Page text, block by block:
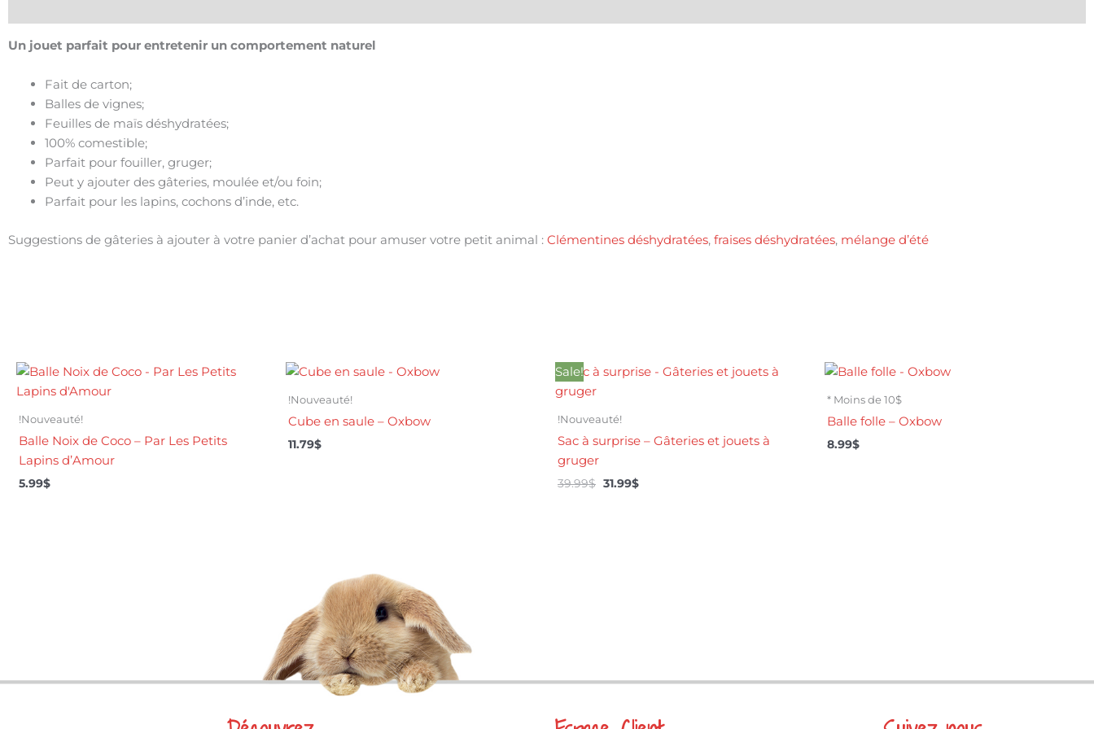
creuser
Un jouet parfait pour entretenir un comportement naturel
Fait de carton;
Balles de vignes;
Feuilles de maïs déshydratées;
100% comestible;
Parfait pour fouiller, gruger;
Peut y ajouter des gâteries, moulée et/ou foin;
Parfait pour les lapins, cochons d’inde, etc.
Suggestions de gâteries à ajouter à votre panier d’achat pour amuser votre petit animal : Clémentines déshydratées, fraises déshydratées, mélange d’été
!Nouveauté!
Balle Noix de Coco – Par Les Petits
Lapins d’Amour
5.99$
!Nouveauté!
Cube en saule – Oxbow
11.79$
Sale!
!Nouveauté!
Sac à surprise – Gâteries et jouets à
gruger
39.99$
Le
39.99$.
31.99$
Le
* Moins de 10$
Balle folle – Oxbow
8.99$